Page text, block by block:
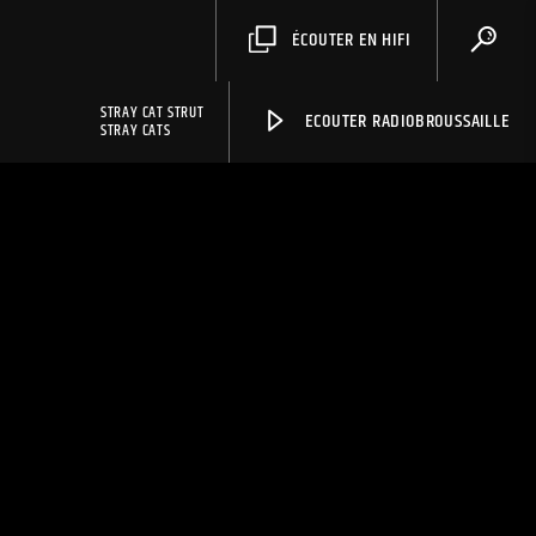
ÉCOUTER EN HIFI
ECOUTER RADIOBROUSSAILLE
STRAY CAT STRUT
STRAY CATS